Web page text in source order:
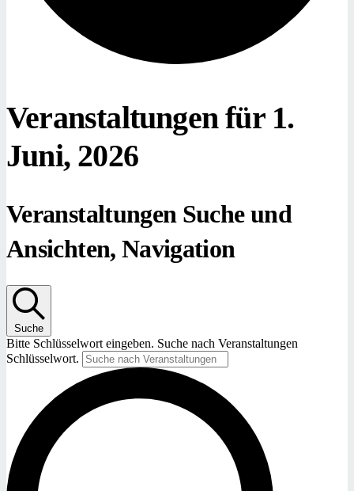
Veranstaltungen für 1.
Juni, 2026
Veranstaltungen Suche und
Ansichten, Navigation
Suche
Bitte Schlüsselwort eingeben. Suche nach Veranstaltungen
Schlüsselwort.